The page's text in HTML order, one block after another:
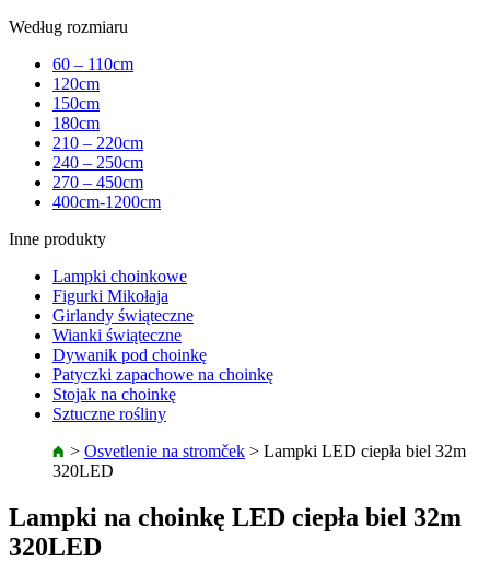
Według rozmiaru
60 – 110cm
120cm
150cm
180cm
210 – 220cm
240 – 250cm
270 – 450cm
400cm-1200cm
Inne produkty
Lampki choinkowe
Figurki Mikołaja
Girlandy świąteczne
Wianki świąteczne
Dywanik pod choinkę
Patyczki zapachowe na choinkę
Stojak na choinkę
Sztuczne rośliny
> Osvetlenie na stromček > Lampki LED ciepła biel 32m
320LED
Lampki na choinkę LED ciepła biel 32m
320LED